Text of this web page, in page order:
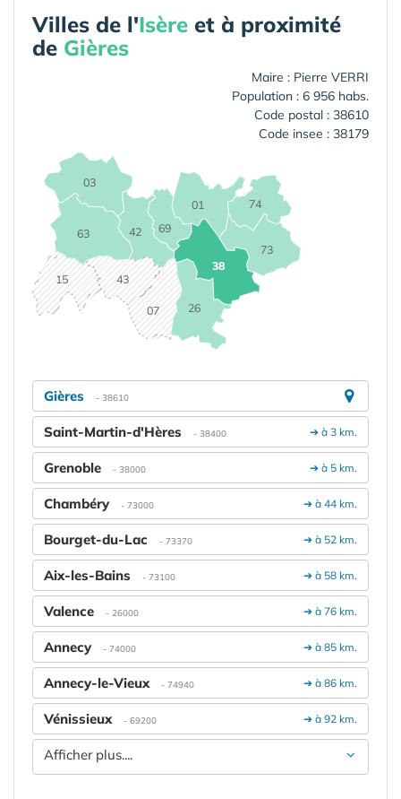
Villes de l'Isère et à proximité
de Gières
Maire : Pierre VERRI
Population : 6 956 habs.
Code postal : 38610
Code insee : 38179
01
03
07
15
26
38
42
43
63
69
73
74
Gières - 38610
➔ à 3 km.
Saint-Martin-d'Hères - 38400
➔ à 5 km.
Grenoble - 38000
➔ à 44 km.
Chambéry - 73000
➔ à 52 km.
Bourget-du-Lac - 73370
➔ à 58 km.
Aix-les-Bains - 73100
➔ à 76 km.
Valence - 26000
➔ à 85 km.
Annecy - 74000
➔ à 86 km.
Annecy-le-Vieux - 74940
➔ à 92 km.
Vénissieux - 69200
Afficher plus....